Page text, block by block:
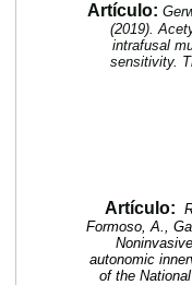
Artículo:
(2019).
intrafusal
sensitivity.
Artículo:
Formoso, A.,
autonomic
of the